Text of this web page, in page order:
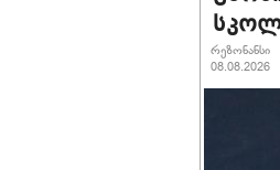
რეზონანსი
08.08.2026